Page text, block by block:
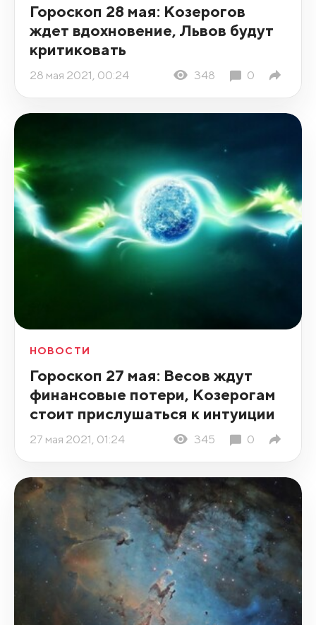
Гороскоп 28 мая: Козерогов
ждет вдохновение, Львов будут
критиковать
28 мая 2021, 00:24 348 0
НОВОСТИ
Гороскоп 27 мая: Весов ждут
финансовые потери, Козерогам
стоит прислушаться к интуиции
27 мая 2021, 01:24 345 0